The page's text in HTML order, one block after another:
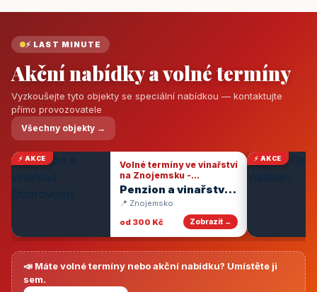
⚡ LAST MINUTE
Akční nabídky a volné termíny
Vyzkoušejte tyto objekty se speciální nabídkou — kontaktujte
přímo provozovatele
Všechny objekty →
⚡ AKCE
Volné termíny ve vinařství
na Znojemsku -
degustace vín
Penzion a vinařství
Dobrovolný
📍 Znojemsko
od 300 Kč
Zobrazit →
⚡ AKCE
📣 Máte volné termíny nebo akční nabídku? Umístěte ji
sem.